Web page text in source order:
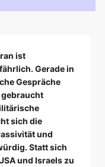
ist
Gerade in
Gespräche
sich die
und
Statt sich
und Israels zu